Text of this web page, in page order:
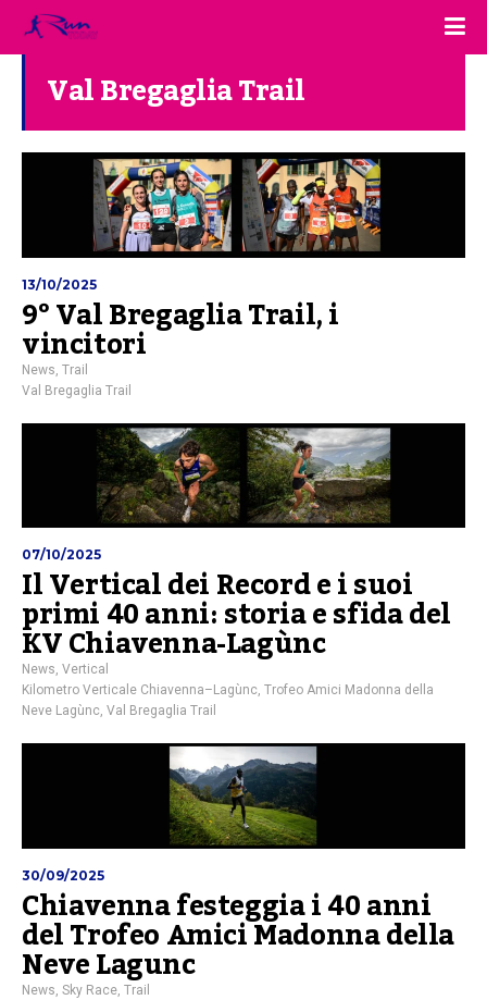
Val Bregaglia Trail
13/10/2025
9° Val Bregaglia Trail, i
vincitori
News Trail
Val Bregaglia Trail
07/10/2025
Il Vertical dei Record e i suoi
primi 40 anni: storia e sfida del
KV Chiavenna-Lagùnc
News, Vertical
Kilometro Verticale Chiavenna–Lagùnc, Trofeo Amici Madonna della
Neve Lagùnc, Val Bregaglia Trail
30/09/2025
Chiavenna festeggia i 40 anni
del Trofeo Amici Madonna della
Neve Lagunc
News, Sky Race, Trail